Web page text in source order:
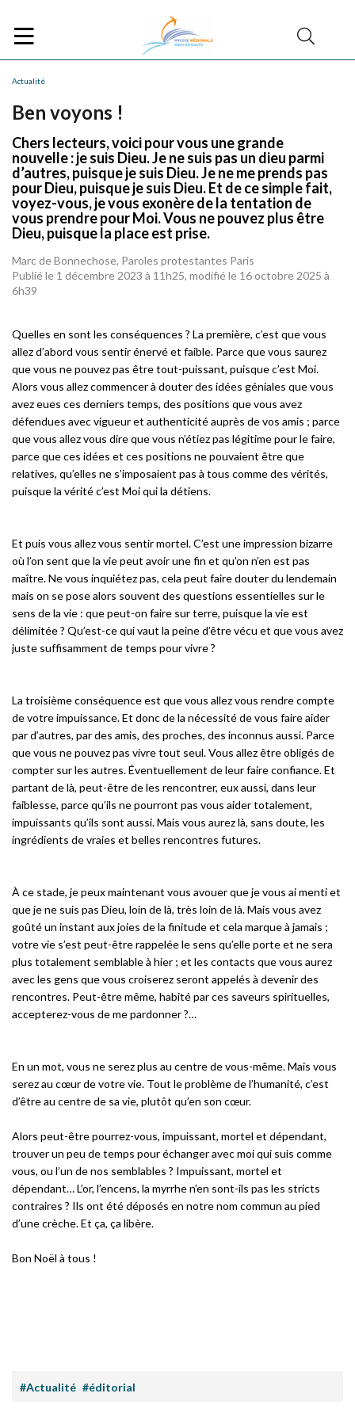
Actualité
Ben voyons !
Chers lecteurs, voici pour vous une grande
nouvelle : je suis Dieu. Je ne suis pas un dieu parmi
d’autres, puisque je suis Dieu. Je ne me prends pas
pour Dieu, puisque je suis Dieu. Et de ce simple fait,
voyez-vous, je vous exonère de la tentation de
vous prendre pour Moi. Vous ne pouvez plus être
Dieu, puisque la place est prise.
Marc de Bonnechose, Paroles protestantes Paris
Publié le 1 décembre 2023 à 11h25, modifié le 16 octobre 2025 à
6h39
Quelles en sont les conséquences ? La première, c’est que vous
allez d’abord vous sentir énervé et faible. Parce que vous saurez
que vous ne pouvez pas être tout-puissant, puisque c’est Moi.
Alors vous allez commencer à douter des idées géniales que vous
avez eues ces derniers temps, des positions que vous avez
défendues avec vigueur et authenticité auprès de vos amis ; parce
que vous allez vous dire que vous n’étiez pas légitime pour le faire,
parce que ces idées et ces positions ne pouvaient être que
relatives, qu’elles ne s’imposaient pas à tous comme des vérités,
puisque la vérité c’est Moi qui la détiens.
Et puis vous allez vous sentir mortel. C’est une impression bizarre
où l’on sent que la vie peut avoir une fin et qu’on n’en est pas
maître. Ne vous inquiétez pas, cela peut faire douter du lendemain
mais on se pose alors souvent des questions essentielles sur le
sens de la vie : que peut-on faire sur terre, puisque la vie est
délimitée ? Qu’est-ce qui vaut la peine d’être vécu et que vous avez
juste suffisamment de temps pour vivre ?
La troisième conséquence est que vous allez vous rendre compte
de votre impuissance. Et donc de la nécessité de vous faire aider
par d’autres, par des amis, des proches, des inconnus aussi. Parce
que vous ne pouvez pas vivre tout seul. Vous allez être obligés de
compter sur les autres. Éventuellement de leur faire confiance. Et
partant de là, peut-être de les rencontrer, eux aussi, dans leur
faiblesse, parce qu’ils ne pourront pas vous aider totalement,
impuissants qu’ils sont aussi. Mais vous aurez là, sans doute, les
ingrédients de vraies et belles rencontres futures.
À ce stade, je peux maintenant vous avouer que je vous ai menti et
que je ne suis pas Dieu, loin de là, très loin de là. Mais vous avez
goûté un instant aux joies de la finitude et cela marque à jamais ;
votre vie s’est peut-être rappelée le sens qu’elle porte et ne sera
plus totalement semblable à hier ; et les contacts que vous aurez
avec les gens que vous croiserez seront appelés à devenir des
rencontres. Peut-être même, habité par ces saveurs spirituelles,
accepterez-vous de me pardonner ?…
En un mot, vous ne serez plus au centre de vous-même. Mais vous
serez au cœur de votre vie. Tout le problème de l’humanité, c’est
d’être au centre de sa vie, plutôt qu’en son cœur.
Alors peut-être pourrez-vous, impuissant, mortel et dépendant,
trouver un peu de temps pour échanger avec moi qui suis comme
vous, ou l’un de nos semblables ? Impuissant, mortel et
dépendant… L’or, l’encens, la myrrhe n’en sont-ils pas les stricts
contraires ? Ils ont été déposés en notre nom commun au pied
d’une crèche. Et ça, ça libère.
Bon Noël à tous !
#Actualité #éditorial